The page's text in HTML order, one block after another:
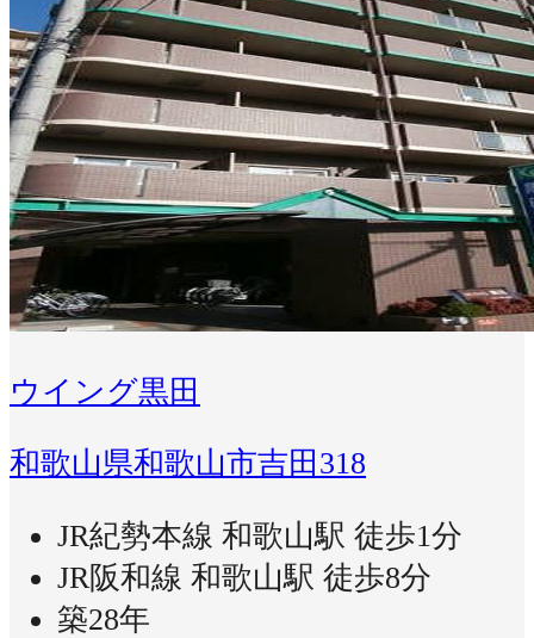
ウイング黒田
和歌山県和歌山市吉田318
JR紀勢本線 和歌山駅 徒歩1分
JR阪和線 和歌山駅 徒歩8分
築28年